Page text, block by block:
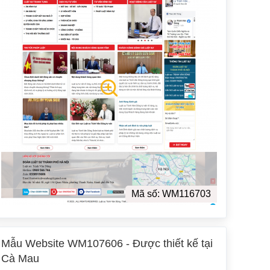
Mã số: WM116703
Mẫu Website WM107606 - Được thiết kế tại
Cà Mau